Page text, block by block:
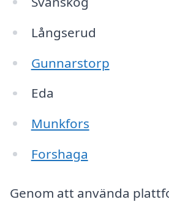
Långserud
Gunnarstorp
Eda
Munkfors
Forshaga
Genom att använda